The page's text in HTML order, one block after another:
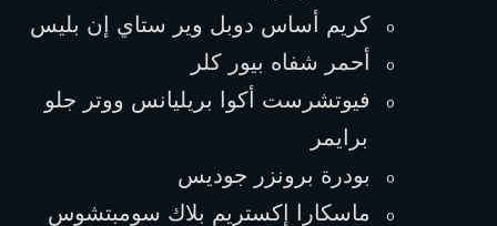
o كريم أساس دوبل وير ستاي إن بليس
o أحمر شفاه بيور كلر
o
برايمر
o بودرة برونزر جوديس
o ماسكارا إكستريم بلاك سومبتشوس